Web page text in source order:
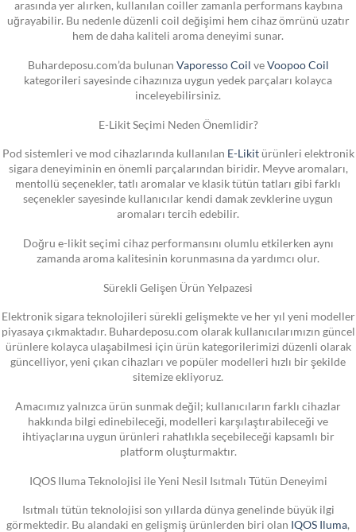
arasında yer alırken, kullanılan coiller zamanla performans kaybına
uğrayabilir. Bu nedenle düzenli coil değişimi hem cihaz ömrünü uzatır
hem de daha kaliteli aroma deneyimi sunar.
Buhardeposu.com’da bulunan Vaporesso Coil veVoopoo Coil
kategorileri sayesinde cihazınıza uygun yedek parçaları kolayca
inceleyebilirsiniz.
E-Likit Seçimi Neden Önemlidir?
Pod sistemleri ve mod cihazlarında kullanılan E-Likitürünleri elektronik
sigara deneyiminin en önemli parçalarından biridir. Meyve aromaları,
mentollü seçenekler, tatlı aromalar ve klasik tütün tatları gibi farklı
seçenekler sayesinde kullanıcılar kendi damak zevklerine uygun
aromaları tercih edebilir.
Doğru e-likit seçimi cihaz performansını olumlu etkilerken aynı
zamanda aroma kalitesinin korunmasına da yardımcı olur.
Sürekli Gelişen Ürün Yelpazesi
Elektronik sigara teknolojileri sürekli gelişmekte ve her yıl yeni modeller
piyasaya çıkmaktadır. Buhardeposu.com olarak kullanıcılarımızın güncel
ürünlere kolayca ulaşabilmesi için ürün kategorilerimizi düzenli olarak
güncelliyor, yeni çıkan cihazları ve popüler modelleri hızlı bir şekilde
sitemize ekliyoruz.
Amacımız yalnızca ürün sunmak değil; kullanıcıların farklı cihazlar
hakkında bilgi edinebileceği, modelleri karşılaştırabileceği ve
ihtiyaçlarına uygun ürünleri rahatlıkla seçebileceği kapsamlı bir
platform oluşturmaktır.
IQOS Iluma Teknolojisi ile Yeni Nesil Isıtmalı Tütün Deneyimi
Isıtmalı tütün teknolojisi son yıllarda dünya genelinde büyük ilgi
görmektedir. Bu alandaki en gelişmiş ürünlerden biri olan IQOS Iluma,